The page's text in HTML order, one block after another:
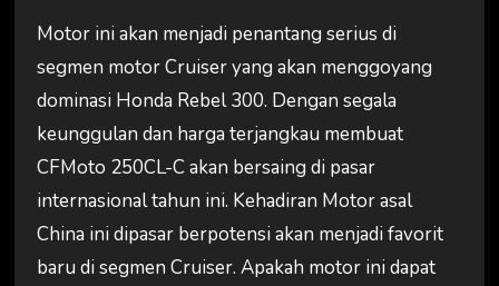
Motor ini akan menjadi penantang serius di
segmen motor Cruiser yang akan menggoyang
dominasi Honda Rebel 300. Dengan segala
keunggulan dan harga terjangkau membuat
CFMoto 250CL-C akan bersaing di pasar
internasional tahun ini. Kehadiran Motor asal
China ini dipasar berpotensi akan menjadi favorit
baru di segmen Cruiser. Apakah motor ini dapat